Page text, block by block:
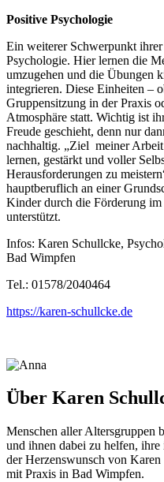
Positive Psychologie
Ein weiterer Schwerpunkt
Psychologie. Hier lernen die
umzugehen und die Übungen
integrieren. Diese Einheiten –
Gruppensitzung in der Praxis
Atmosphäre statt. Wichtig ist
Freude geschieht, denn nur
nachhaltig. „Ziel meiner Arbeit
lernen, gestärkt und voller
Herausforderungen zu
hauptberuflich an einer
Kinder durch die Förderung
unterstützt.
Infos: Karen Schullcke,
Bad Wimpfen
Tel.: 01578/2040464
https://karen-schullcke.de
Über Karen
Menschen aller Altersgruppen
und ihnen dabei zu helfen,
der Herzenswunsch von
mit Praxis in Bad Wimpfen.